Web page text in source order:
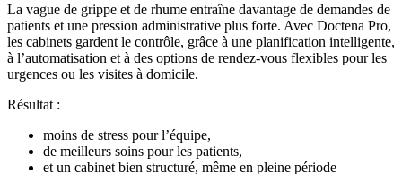
La vague de grippe et de rhume entraîne davantage de demandes de
patients et une pression administrative plus forte. Avec Doctena Pro,
les cabinets gardent le contrôle, grâce à une planification intelligente,
à l’automatisation et à des options de rendez-vous flexibles pour les
urgences ou les visites à domicile.
Résultat :
moins de stress pour l’équipe,
de meilleurs soins pour les patients,
et un cabinet bien structuré, même en pleine période